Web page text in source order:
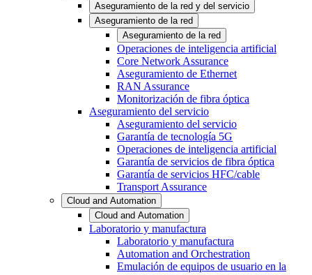
Aseguramiento de la red y del servicio
Aseguramiento de la red
Aseguramiento de la red
Operaciones de inteligencia artificial
Core Network Assurance
Aseguramiento de Ethernet
RAN Assurance
Monitorización de fibra óptica
Aseguramiento del servicio
Aseguramiento del servicio
Garantía de tecnología 5G
Operaciones de inteligencia artificial
Garantía de servicios de fibra óptica
Garantía de servicios HFC/cable
Transport Assurance
Cloud and Automation
Cloud and Automation
Laboratorio y manufactura
Laboratorio y manufactura
Automation and Orchestration
Emulación de equipos de usuario en la